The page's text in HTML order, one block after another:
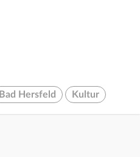
Bad Hersfeld Kultur